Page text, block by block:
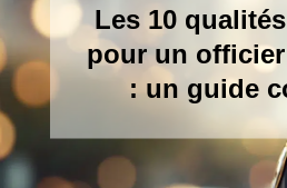
Les 10
pour un
: un guide